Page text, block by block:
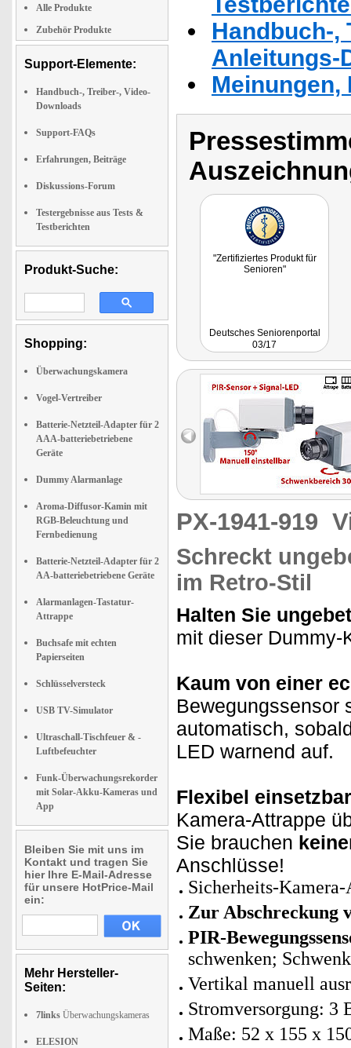
Alle Produkte
Zubehör Produkte
Support-Elemente:
Handbuch-, Treiber-, Video-
Downloads
Support-FAQs
Erfahrungen, Beiträge
Diskussions-Forum
Testergebnisse aus Tests &
Testberichten
Produkt-Suche:
Shopping:
Überwachungskamera
Vogel-Vertreiber
Batterie-Netzteil-Adapter für 2
AAA-batteriebetriebene
Geräte
Dummy Alarmanlage
Aroma-Diffusor-Kamin mit
RGB-Beleuchtung und
Fernbedienung
Batterie-Netzteil-Adapter für 2
AA-batteriebetriebene Geräte
Alarmanlagen-Tastatur-
Attrappe
Buchsafe mit echten
Papierseiten
Schlüsselversteck
USB TV-Simulator
Ultraschall-Tischfeuer & -
Luftbefeuchter
Funk-Überwachungsrekorder
mit Solar-Akku-Kameras und
App
Bleiben Sie mit uns im
Kontakt und tragen Sie
hier Ihre E-Mail-Adresse
für unsere HotPrice-Mail
ein:
Mehr Hersteller-
Seiten:
7links Überwachungskameras
ELESION
Handbuch-,
Anleitungs-
"Zertifiziertes Produkt für
Senioren"
Deutsches Seniorenportal
03/17
PX-1941-919
Schreckt
im Retro-Stil
Halten Sie
mit dieser Dummy-
Kaum von einer
Bewegungssensor
automatisch,
LED warnend auf.
Flexibel
Kamera-Attrappe
Sie brauchen
Anschlüsse!
Sicherheits-
Zur Abschreckung
PIR-
schwenken;
Vertikal manuell
Stromversorgung: 3
Maße: 52 x 155 x